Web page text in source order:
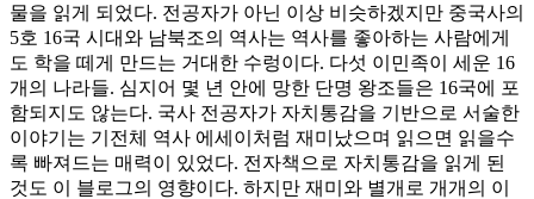
물을 읽게 되었다. 전공자가 아닌 이상 비슷하겠지만 중국사의
5호 16국 시대와 남북조의 역사는 역사를 좋아하는 사람에게
도 학을 떼게 만드는 거대한 수렁이다. 다섯 이민족이 세운 16
개의 나라들. 심지어 몇 년 안에 망한 단명 왕조들은 16국에 포
함되지도 않는다. 국사 전공자가 자치통감을 기반으로 서술한
이야기는 기전체 역사 에세이처럼 재미났으며 읽으면 읽을수
록 빠져드는 매력이 있었다. 전자책으로 자치통감을 읽게 된
것도 이 블로그의 영향이다. 하지만 재미와 별개로 개개의 이